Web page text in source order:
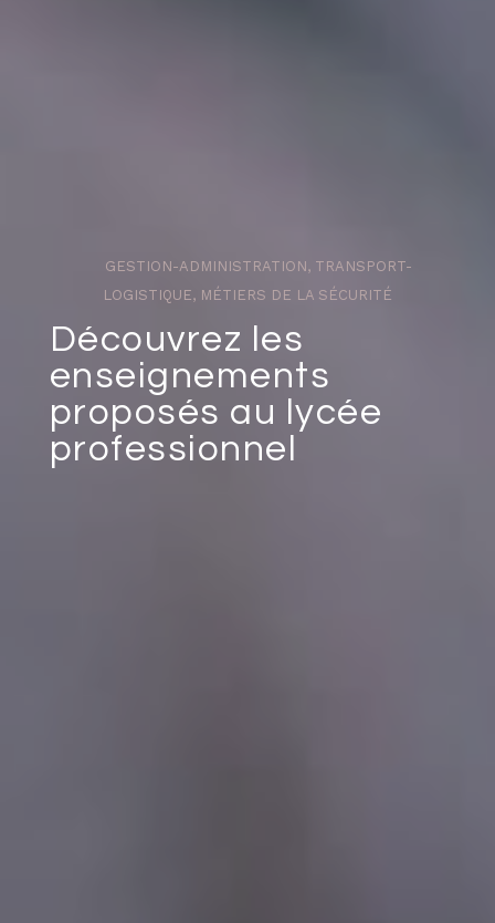
GESTION-ADMINISTRATION, TRANSPORT-
LOGISTIQUE, MÉTIERS DE LA SÉCURITÉ
Découvrez les
enseignements
proposés au lycée
professionnel